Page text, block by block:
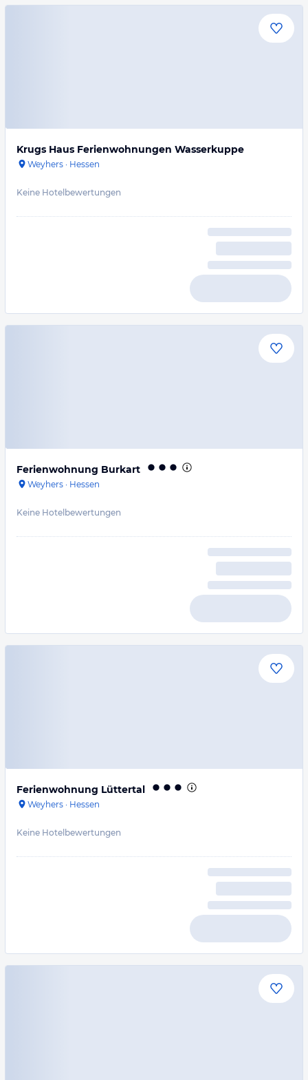
Krugs Haus Ferienwohnungen Wasserkuppe
Weyhers · Hessen
Keine Hotelbewertungen
Ferienwohnung Burkart
Weyhers · Hessen
Keine Hotelbewertungen
Ferienwohnung Lüttertal
Weyhers · Hessen
Keine Hotelbewertungen